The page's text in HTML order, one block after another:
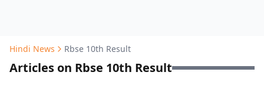
Hindi News Rbse 10th Result
Articles on Rbse 10th Result